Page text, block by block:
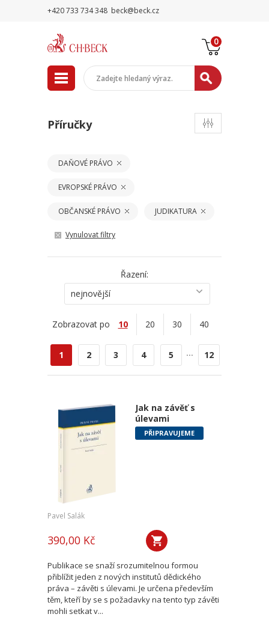
+420 733 734 348 beck@beck.cz
0
Příručky
DAŇOVÉ PRÁVO
EVROPSKÉ PRÁVO
OBČANSKÉ PRÁVO JUDIKATURA
Vynulovat filtry
Řazení:
nejnovější
Zobrazovat po 10 20 30 40
1 2 3 4 5 ... 12
Jak na závěť s
úlevami
PŘIPRAVUJEME
Pavel Salák
390,00 Kč
Publikace se snaží srozumitelnou formou
přiblížit jeden z nových institutů dědického
práva – závěti s úlevami. Je určena především
těm, kteří by se s požadavky na tento typ závěti
mohli setkat v...